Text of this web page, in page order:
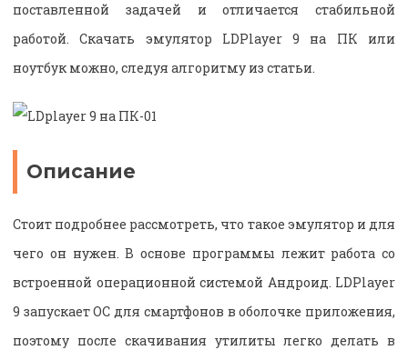
поставленной задачей и отличается стабильной
работой. Скачать эмулятор LDPlayer 9 на ПК или
ноутбук можно, следуя алгоритму из статьи.
Описание
Стоит подробнее рассмотреть, что такое эмулятор и для
чего он нужен. В основе программы лежит работа со
встроенной операционной системой Андроид. LDPlayer
9 запускает ОС для смартфонов в оболочке приложения,
поэтому после скачивания утилиты легко делать в